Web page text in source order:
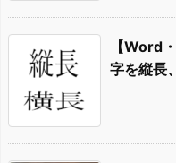
【Word
字を縦長